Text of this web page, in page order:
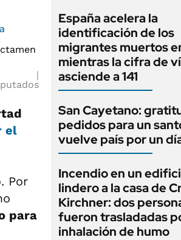
el
Por
para
España acelera la
identificación de los
migrantes muertos
mientras la cifra de
asciende a 141
San Cayetano:
pedidos para un
vuelve país por un
Incendio en un
lindero a la casa de
Kirchner: dos
fueron trasladadas
inhalación de humo